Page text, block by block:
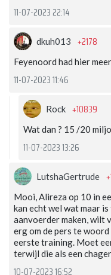
11-07-2023 22:14
dkuh013 +2178
Feyenoord had hier
11-07-2023 11:46
Rock +10839
Wat dan ? 15 /20
11-07-2023 13:26
LutshaGertrude
Mooi, Alireza op 10 in
kan echt wel wat maar
aanvoerder maken, wilt
erg om de pers te
eerste training. Moet
terwijl die als een
10-07-2023 16:52